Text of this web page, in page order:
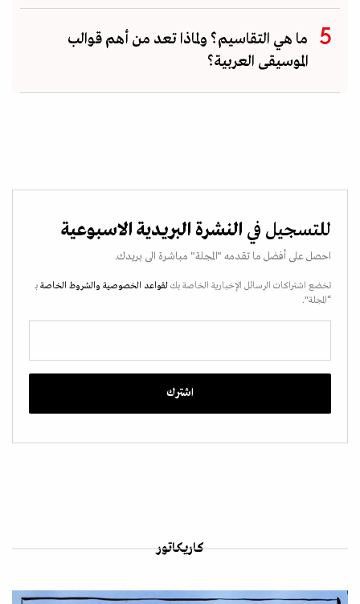
ما هي التقاسيم؟ ولماذا تعد من أهم قوالب
الموسيقى العربية؟
للتسجيل في النشرة البريدية الاسبوعية
احصل على أفضل ما تقدمه "المجلة" مباشرة الى بريدك.
تخضع اشتراكات الرسائل الإخبارية الخاصة بك لقواعد الخصوصية والشروط الخاصة بـ
“المجلة".
كاريكاتور